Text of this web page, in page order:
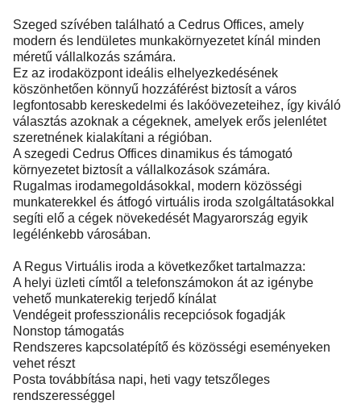
Szeged szívében található a Cedrus Offices, amely
modern és lendületes munkakörnyezetet kínál minden
méretű vállalkozás számára.
Ez az irodaközpont ideális elhelyezkedésének
köszönhetően könnyű hozzáférést biztosít a város
legfontosabb kereskedelmi és lakóövezeteihez, így kiváló
választás azoknak a cégeknek, amelyek erős jelenlétet
szeretnének kialakítani a régióban.
A szegedi Cedrus Offices dinamikus és támogató
környezetet biztosít a vállalkozások számára.
Rugalmas irodamegoldásokkal, modern közösségi
munkaterekkel és átfogó virtuális iroda szolgáltatásokkal
segíti elő a cégek növekedését Magyarország egyik
legélénkebb városában.
A Regus Virtuális iroda a következőket tartalmazza:
A helyi üzleti címtől a telefonszámokon át az igénybe
vehető munkaterekig terjedő kínálat
Vendégeit professzionális recepciósok fogadják
Nonstop támogatás
Rendszeres kapcsolatépítő és közösségi eseményeken
vehet részt
Posta továbbítása napi, heti vagy tetszőleges
rendszerességgel